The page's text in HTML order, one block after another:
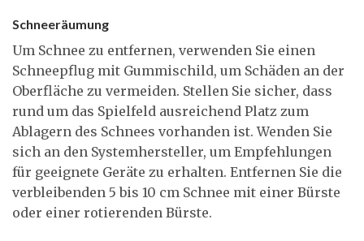
Schneeräumung
Um Schnee zu entfernen, verwenden Sie einen
Schneepflug mit Gummischild, um Schäden an der
Oberfläche zu vermeiden. Stellen Sie sicher, dass
rund um das Spielfeld ausreichend Platz zum
Ablagern des Schnees vorhanden ist. Wenden Sie
sich an den Systemhersteller, um Empfehlungen
für geeignete Geräte zu erhalten. Entfernen Sie die
verbleibenden 5 bis 10 cm Schnee mit einer Bürste
oder einer rotierenden Bürste.